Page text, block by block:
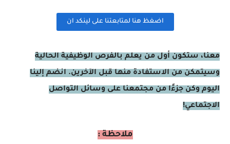
اضغظ هنا لمتابعتنا على لينكد ان
معنا، ستكون أول من يعلم بالفرص الوظيفية الحالية
وسيتمكن من الاستفادة منها قبل الآخرين. انضم إلينا
اليوم وكن جزءًا من مجتمعنا على وسائل التواصل
الاجتماعي!
ملاحظة :